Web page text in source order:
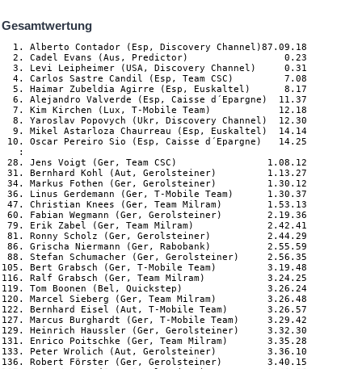
Gesamtwertung
  1. Alberto Contador (Esp, Discovery Channel)87.09.18
  2. Cadel Evans (Aus, Predictor)                 0.23
  3. Levi Leipheimer (USA, Discovery Channel)     0.31
  4. Carlos Sastre Candil (Esp, Team CSC)         7.08
  5. Haimar Zubeldia Agirre (Esp, Euskaltel)      8.17
  6. Alejandro Valverde (Esp, Caisse d´Epargne)  11.37
  7. Kim Kirchen (Lux, T-Mobile Team)            12.18
  8. Yaroslav Popovych (Ukr, Discovery Channel)  12.30
  9. Mikel Astarloza Chaurreau (Esp, Euskaltel)  14.14
10. Oscar Pereiro Sio (Esp, Caisse d´Epargne)   14.25
   :
28. Jens Voigt (Ger, Team CSC)                1.08.12
31. Bernhard Kohl (Aut, Gerolsteiner)         1.13.27
34. Markus Fothen (Ger, Gerolsteiner)         1.30.12
36. Linus Gerdemann (Ger, T-Mobile Team)      1.30.37
47. Christian Knees (Ger, Team Milram)        1.53.13
60. Fabian Wegmann (Ger, Gerolsteiner)        2.19.36
79. Erik Zabel (Ger, Team Milram)             2.42.41
81. Ronny Scholz (Ger, Gerolsteiner)          2.44.29
86. Grischa Niermann (Ger, Rabobank)          2.55.59
88. Stefan Schumacher (Ger, Gerolsteiner)     2.56.35
105. Bert Grabsch (Ger, T-Mobile Team)         3.19.48
116. Ralf Grabsch (Ger, Team Milram)           3.24.25
119. Tom Boonen (Bel, Quickstep)               3.26.24
120. Marcel Sieberg (Ger, Team Milram)         3.26.48
122. Bernhard Eisel (Aut, T-Mobile Team)       3.26.57
127. Marcus Burghardt (Ger, T-Mobile Team)     3.29.42
129. Heinrich Haussler (Ger, Gerolsteiner)     3.32.30
131. Enrico Poitschke (Ger, Team Milram)       3.35.28
133. Peter Wrolich (Aut, Gerolsteiner)         3.36.10
136. Robert Förster (Ger, Gerolsteiner)        3.40.15